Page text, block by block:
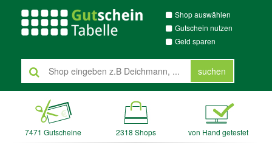
Shop auswählen
Gutschein nutzen
Geld sparen
suchen
7471 Gutscheine 2318 Shops von Hand getestet